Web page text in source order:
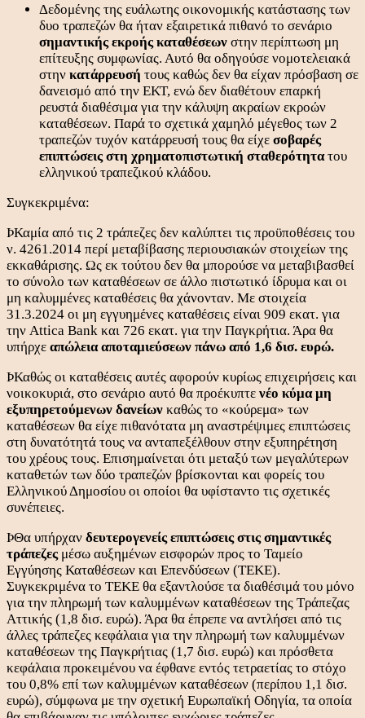
Δεδομένης της ευάλωτης οικονομικής κατάστασης των
δυο τραπεζών θα ήταν εξαιρετικά πιθανό το σενάριο
σημαντικής εκροής καταθέσεων στην περίπτωση μη
επίτευξης συμφωνίας. Αυτό θα οδηγούσε νομοτελειακά
στην κατάρρευσή τους καθώς δεν θα είχαν πρόσβαση σε
δανεισμό από την ΕΚΤ, ενώ δεν διαθέτουν επαρκή
ρευστά διαθέσιμα για την κάλυψη ακραίων εκροών
καταθέσεων. Παρά το σχετικά χαμηλό μέγεθος των 2
τραπεζών τυχόν κατάρρευσή τους θα είχε σοβαρές
επιπτώσεις στη χρηματοπιστωτική σταθερότητατου
ελληνικού τραπεζικού κλάδου.
Συγκεκριμένα:
ÞΚαμία από τις 2 τράπεζες δεν καλύπτει τις προϋποθέσεις του
ν. 4261.2014 περί μεταβίβασης περιουσιακών στοιχείων της
εκκαθάρισης. Ως εκ τούτου δεν θα μπορούσε να μεταβιβασθεί
το σύνολο των καταθέσεων σε άλλο πιστωτικό ίδρυμα και οι
μη καλυμμένες καταθέσεις θα χάνονταν. Με στοιχεία
31.3.2024 οι μη εγγυημένες καταθέσεις είναι 909 εκατ. για
την Attica Bank και 726 εκατ. για την Παγκρήτια. Άρα θα
υπήρχε απώλεια αποταμιεύσεων πάνω από 1,6 δισ. ευρώ.
ÞΚαθώς οι καταθέσεις αυτές αφορούν κυρίως επιχειρήσεις και
νοικοκυριά, στο σενάριο αυτό θα προέκυπτε νέο κύμα μη
εξυπηρετούμενων δανείων καθώς το «κούρεμα» των
καταθέσεων θα είχε πιθανότατα μη αναστρέψιμες επιπτώσεις
στη δυνατότητά τους να ανταπεξέλθουν στην εξυπηρέτηση
του χρέους τους. Επισημαίνεται ότι μεταξύ των μεγαλύτερων
καταθετών των δύο τραπεζών βρίσκονται και φορείς του
Ελληνικού Δημοσίου οι οποίοι θα υφίσταντο τις σχετικές
συνέπειες.
ÞΘα υπήρχαν δευτερογενείς επιπτώσεις στις σημαντικές
τράπεζες μέσω αυξημένων εισφορών προς το Ταμείο
Εγγύησης Καταθέσεων και Επενδύσεων (ΤΕΚΕ).
Συγκεκριμένα το ΤΕΚΕ θα εξαντλούσε τα διαθέσιμά του μόνο
για την πληρωμή των καλυμμένων καταθέσεων της Τράπεζας
Αττικής (1,8 δισ. ευρώ). Άρα θα έπρεπε να αντλήσει από τις
άλλες τράπεζες κεφάλαια για την πληρωμή των καλυμμένων
καταθέσεων της Παγκρήτιας (1,7 δισ. ευρώ) και πρόσθετα
κεφάλαια προκειμένου να έφθανε εντός τετραετίας το στόχο
του 0,8% επί των καλυμμένων καταθέσεων (περίπου 1,1 δισ.
ευρώ), σύμφωνα με την σχετική Ευρωπαϊκή Οδηγία, τα οποία